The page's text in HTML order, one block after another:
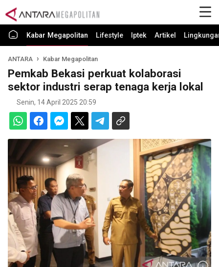
Kabar Megapolitan Lifestyle Iptek Artikel
ANTARA Kabar Megapolitan
Pemkab Bekasi perkuat kolaborasi
sektor industri serap tenaga kerja lokal
Senin, 14 April 2025 20:59